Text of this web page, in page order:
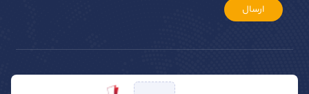
ارسال